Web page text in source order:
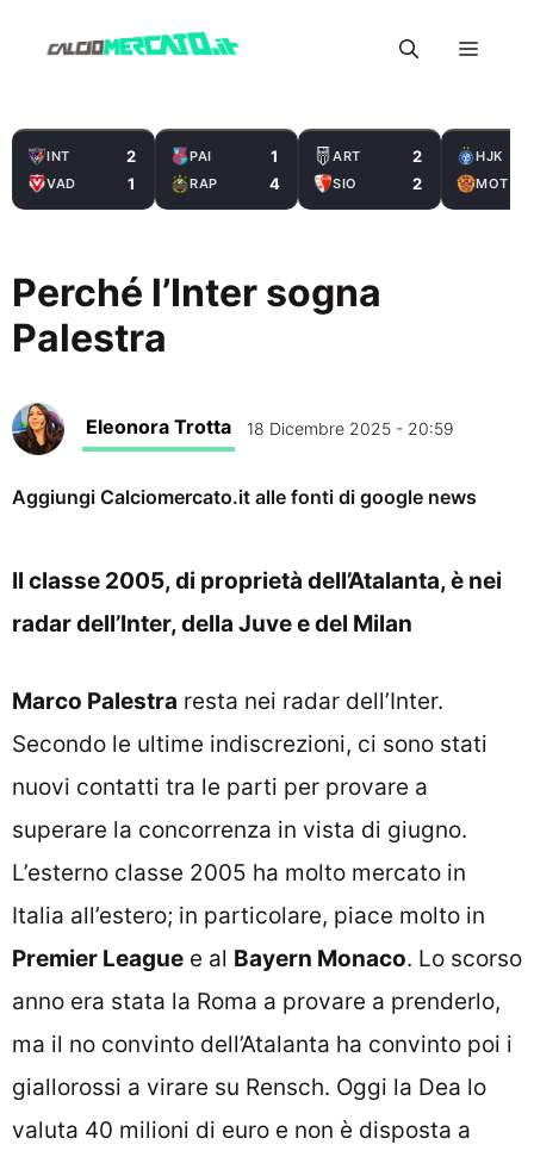
Menu
INT 2
VAD 1
PAI 1
RAP 4
ART 2
SIO 2
HJK
MOT
Perché l’Inter sogna
Palestra
Eleonora Trotta 18 Dicembre 2025 - 20:59
Aggiungi Calciomercato.it alle fonti di google news
Il classe 2005, di proprietà dell’Atalanta, è nei
radar dell’Inter, della Juve e del Milan
Marco Palestra resta nei radar dell’Inter.
Secondo le ultime indiscrezioni, ci sono stati
nuovi contatti tra le parti per provare a
superare la concorrenza in vista di giugno.
L’esterno classe 2005 ha molto mercato in
Italia all’estero; in particolare, piace molto in
Premier League e al Bayern Monaco. Lo scorso
anno era stata la Roma a provare a prenderlo,
ma il no convinto dell’Atalanta ha convinto poi i
giallorossi a virare su Rensch. Oggi la Dea lo
valuta 40 milioni di euro e non è disposta a